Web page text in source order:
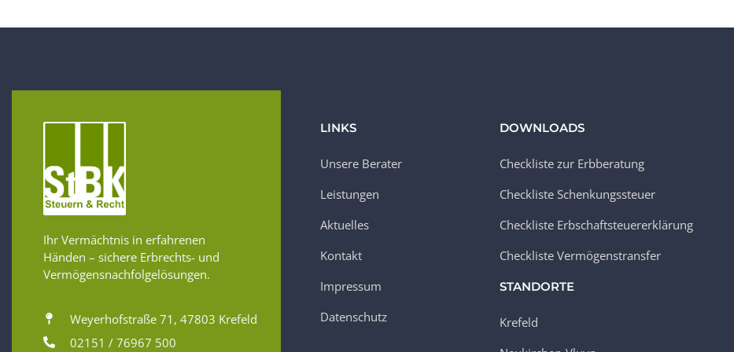
Ihr Vermächtnis in erfahrenen
Händen – sichere Erbrechts- und
Vermögensnachfolgelösungen.
Weyerhofstraße 71, 47803 Krefeld
02151 / 76967 500
LINKS
Unsere Berater
Leistungen
Aktuelles
Kontakt
Impressum
Datenschutz
DOWNLOADS
Checkliste zur Erbberatung
Checkliste Schenkungssteuer
Checkliste Erbschaftsteuererklärung
Checkliste Vermögenstransfer
STANDORTE
Krefeld